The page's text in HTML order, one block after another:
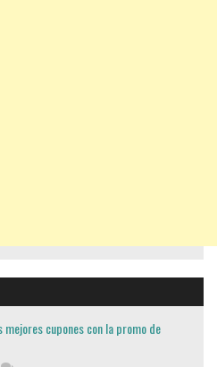
mejores cupones con la promo de